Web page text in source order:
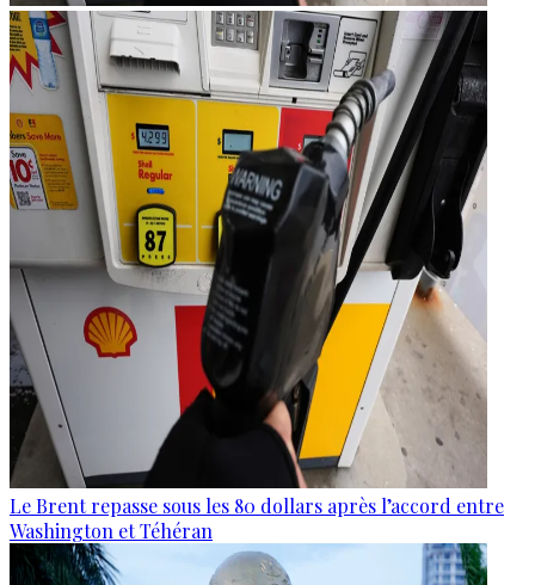
Le Brent repasse sous les 80 dollars après l’accord entre
Washington et Téhéran